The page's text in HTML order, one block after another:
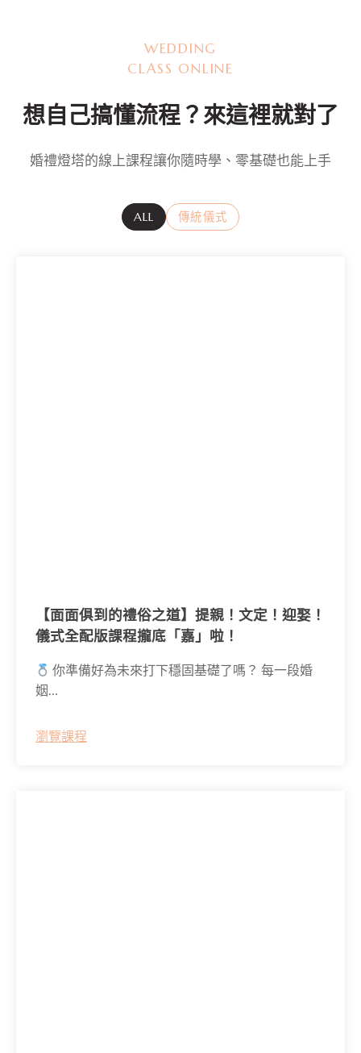
WEDDING
CLASS ONLINE
想自己搞懂流程？來這裡就對了
婚禮燈塔的線上課程讓你隨時學、零基礎也能上手
ALL 傳統儀式
【面面俱到的禮俗之道】提親！文定！迎娶！
儀式全配版課程攏底「嘉」啦！
你準備好為未來打下穩固基礎了嗎？ 每一段婚
姻…
瀏覽課程